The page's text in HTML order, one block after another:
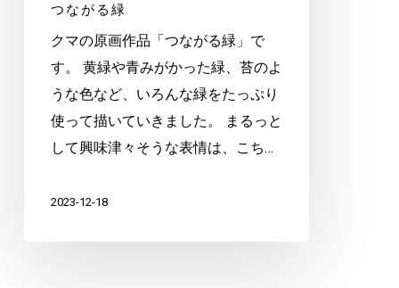
つながる緑
クマの原画作品「つながる緑」で
す。 黄緑や青みがかった緑、苔のよ
うな色など、いろんな緑をたっぷり
使って描いていきました。 まるっと
して興味津々そうな表情は、こち…
2023-12-18